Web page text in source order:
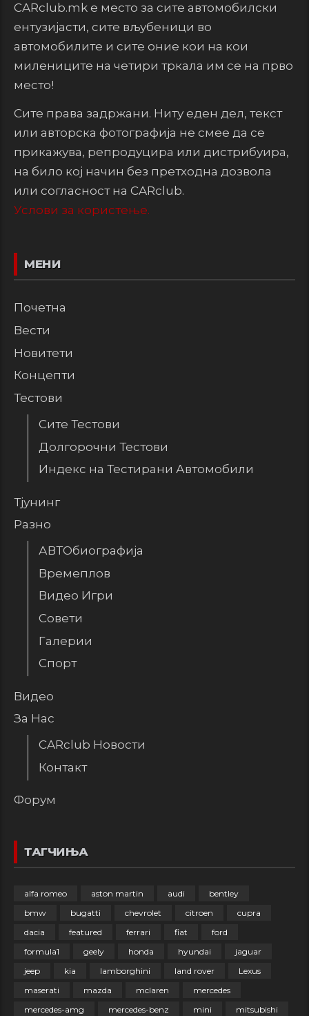
CARclub.mk е место за сите автомобилски
ентузијасти, сите вљубеници во
автомобилите и сите оние кои на кои
милениците на четири тркала им се на прво
место!
Сите права задржани. Ниту еден дел, текст
или авторска фотографија не смее да се
прикажува, репродуцира или дистрибуира,
на било кој начин без претходна дозвола
или согласност на CARclub.
Услови за користење.
МЕНИ
Почетна
Вести
Новитети
Концепти
Тестови
Сите Тестови
Долгорочни Тестови
Индекс на Тестирани Автомобили
Тјунинг
Разно
АВТОбиографија
Времеплов
Видео Игри
Совети
Галерии
Спорт
Видео
За Нас
CARclub Новости
Контакт
Форум
ТАГЧИЊА
alfa romeo aston martin audi
bentley
bmw
bugatti chevrolet citroen
cupra
dacia
featured ferrari fiat
ford
formula1
geely honda hyundai
jaguar
jeep
kia lamborghini land rover
Lexus
maserati
mazda mclaren
mercedes
mercedes-amg
mercedes-benz mini mitsubishi